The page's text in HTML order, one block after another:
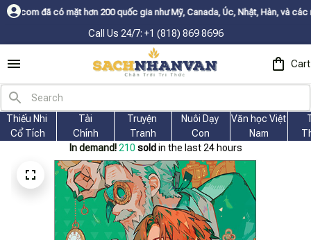
200 quốc gia như Mỹ, Canada, Úc, Nhật, Hàn, và các nước Châu Âu✨
Call Us 24/7: +1 (818) 869 8696
Cart
Thiếu Nhi
Cổ Tích
Tài
Chính
Truyện
Tranh
Nuôi Dạy
Con
Văn học Việt
Nam
In demand! 210 sold in the last 24 hours